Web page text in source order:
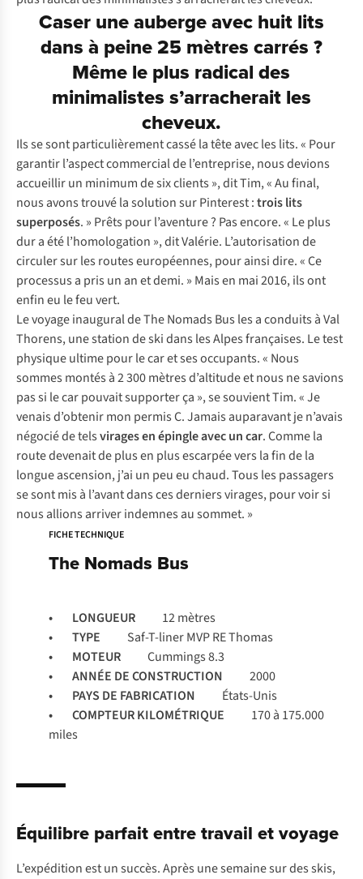
Caser une auberge avec huit lits
dans à peine 25 mètres carrés ?
Même le plus radical des
minimalistes s’arracherait les
cheveux.
Ils se sont particulièrement cassé la tête avec les lits. « Pour
garantir l’aspect commercial de l’entreprise, nous devions
accueillir un minimum de six clients », dit Tim, « Au final,
nous avons trouvé la solution surPinterest:trois lits
superposés. » Prêts pour l’aventure ? Pas encore. « Le plus
dur a été l’homologation », dit Valérie. L’autorisation de
circuler sur les routes européennes, pour ainsi dire. « Ce
processus a pris un an et demi. » Mais en mai 2016, ils ont
enfin eu le feu vert.
Le voyage inaugural deThe Nomads Bus les a conduits à Val
Thorens, une station de ski dans les Alpes françaises. Le test
physique ultime pour le car et ses occupants. « Nous
sommes montés à 2 300 mètres d’altitude et nous ne savions
pas si le car pouvait supporter ça », se souvient Tim. « Je
venais d’obtenir mon permis C. Jamais auparavant je n’avais
négocié de telsvirages en épingle avec un car. Comme la
route devenait de plus en plus escarpée vers la fin de la
longue ascension, j’ai un peu eu chaud. Tous les passagers
se sont mis à l’avant dans ces derniers virages, pour voir si
nous allions arriver indemnes au sommet. »
FICHE TECHNIQUE
The Nomads Bus
• LONGUEUR 12 mètres
• TYPE Saf-T-liner MVP RE Thomas
• MOTEUR Cummings 8.3
• ANNÉE DE CONSTRUCTION 2000
• PAYS DE FABRICATION États-Unis
• COMPTEUR KILOMÉTRIQUE 170 à 175.000
miles
Équilibre parfait entre travail et voyage
L’expédition est un succès. Après une semaine sur des skis,